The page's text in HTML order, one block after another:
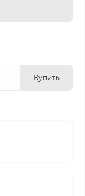
Купить